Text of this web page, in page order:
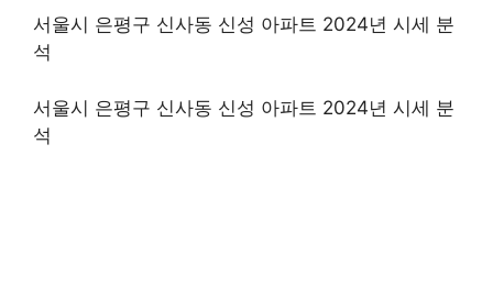
서울시 은평구 신사동 신성 아파트 2024년 시세 분
석
서울시 은평구 신사동 신성 아파트 2024년 시세 분
석